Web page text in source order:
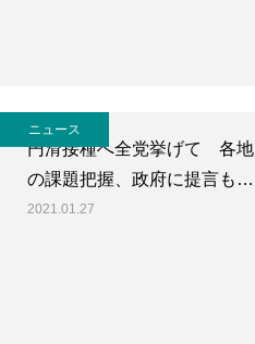
ニュース
円滑接種へ全党挙げて 各地
の課題把握、政府に提言も…
2021.01.27